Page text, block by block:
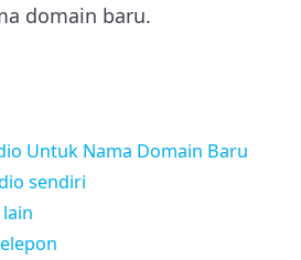
domain baru.
Untuk Nama Domain Baru
sendiri